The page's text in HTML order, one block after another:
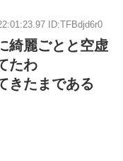
ID:TFBdjd6r0
綺麗ごとと空虚
たわ
きたまである